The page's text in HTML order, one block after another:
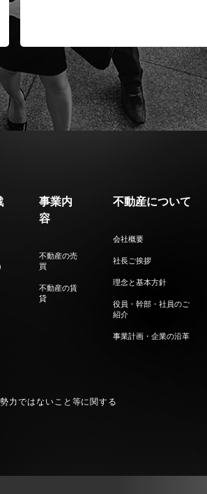
事業内
容
不動産の売
買
不動産の賃
貸
不動産について
会社概要
社長ご挨拶
理念と基本方針
役員・幹部・社員のご
紹介
事業計画・企業の沿⾰
力ではないこと等に関する